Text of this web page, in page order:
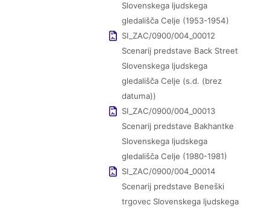
Slovenskega ljudskega
gledališča Celje (1953-1954)
SI_ZAC/0900/004_00012
Scenarij predstave Back Street
Slovenskega ljudskega
gledališča Celje (s.d. (brez
datuma))
SI_ZAC/0900/004_00013
Scenarij predstave Bakhantke
Slovenskega ljudskega
gledališča Celje (1980-1981)
SI_ZAC/0900/004_00014
Scenarij predstave Beneški
trgovec Slovenskega ljudskega